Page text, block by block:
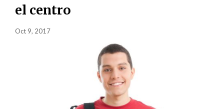
el centro
Oct 9, 2017